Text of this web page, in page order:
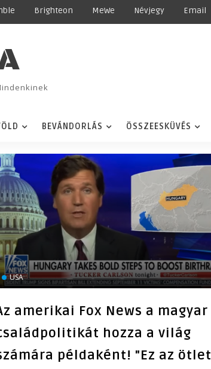
Brighteon MeWe Névjegy Email
BEVÁNDORLÁS ÖSSZEESKÜVÉS
USA
amerikai Fox News a magyar
hozza a világ
példaként! "Ez az ötlet